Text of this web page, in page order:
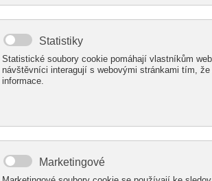
v provedení PROFI
pergol z produktové řady PROFI
design, díky čemuž se hodí ke
v provedení DELUXE
luxus, pak je produktová řada
sklem je pro opravdu náročné
u ALcentrum